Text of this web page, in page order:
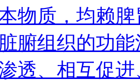
物质，均赖
腑组织的功
透、相互促